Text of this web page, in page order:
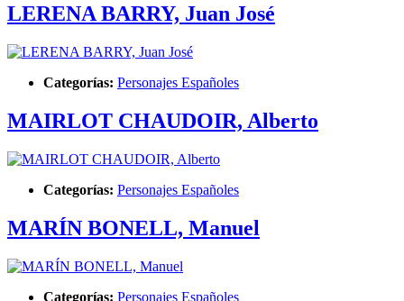
LERENA BARRY, Juan José
Categorías: Personajes Españoles
MAIRLOT CHAUDOIR, Alberto
Categorías: Personajes Españoles
MARÍN BONELL, Manuel
Categorías: Personajes Españoles